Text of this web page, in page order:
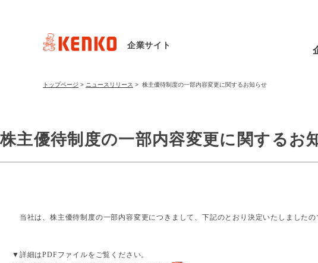
企業サイト
トップページ > ニュースリリース > 株主優待制度の一部内容変更に関するお知らせ
株主優待制度の一部内容変更に関するお
当社は、株主優待制度の一部内容変更につきまして、下記のとおり決定いたしましたの
▼詳細はPDFファイルをご覧ください。